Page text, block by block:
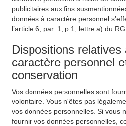
publicitaires aux fins
données à caractère personnel
l’article 6, par. 1, p.1, lettre a) du
Dispositions relatives
caractère personnel
conservation
Vos données personnelles sont
volontaire. Vous n'êtes pas
vos données personnelles. Si vous
fournir vos données personnelles,